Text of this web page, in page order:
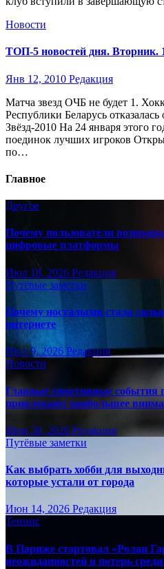
Новости
ТОП-5 новостей дня. Вторник.
Янв 12, 2010 Редакция
Матча звезд ОЧБ не будет 1.
Республики Беларусь
Звёзд-2010 На 24 января этого
поединок лучших игроков
по…
Главное
Другое
Почему пользователи
цифровые платформы
Июл 18, 2026 Редакция
Путёвые заметки
Почему ностальгия стала
интернете
Июл 9, 2026 Редакция
Новости
Главные спортивные события
привлекают наибольшее
Июн 30, 2026 Редакция
Путёвые заметки
Как выбрать хобби для
которые устали от города
Июн 14, 2026 Редакция
Теннис
В Париже стартовал «Ролан
неожиданностей и потерь